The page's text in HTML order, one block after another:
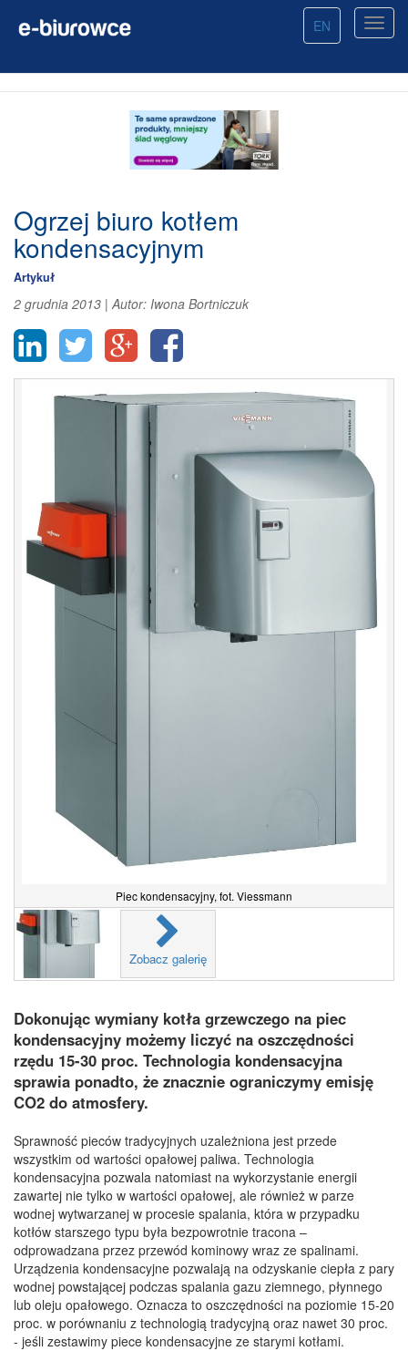
EN
Ogrzej biuro kotłem
kondensacyjnym
Artykuł
2 grudnia 2013 |Autor: Iwona Bortniczuk
Piec kondensacyjny, fot. Viessmann
Zobacz galerię
Dokonując wymiany kotła grzewczego na piec
kondensacyjny możemy liczyć na oszczędności
rzędu 15-30 proc. Technologia kondensacyjna
sprawia ponadto, że znacznie ograniczymy emisję
CO2 do atmosfery.
Sprawność pieców tradycyjnych uzależniona jest przede
wszystkim od wartości opałowej paliwa. Technologia
kondensacyjna pozwala natomiast na wykorzystanie energii
zawartej nie tylko w wartości opałowej, ale również w parze
wodnej wytwarzanej w procesie spalania, która w przypadku
kotłów starszego typu była bezpowrotnie tracona –
odprowadzana przez przewód kominowy wraz ze spalinami.
Urządzenia kondensacyjne pozwalają na odzyskanie ciepła z pary
wodnej powstającej podczas spalania gazu ziemnego, płynnego
lub oleju opałowego. Oznacza to oszczędności na poziomie 15-20
proc. w porównaniu z technologią tradycyjną oraz nawet 30 proc.
- jeśli zestawimy piece kondensacyjne ze starymi kotłami.